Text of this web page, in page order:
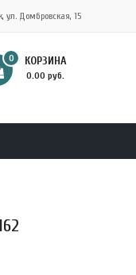
ул. Домбровская, 15
КОРЗИНА
0
- 0.00 руб.